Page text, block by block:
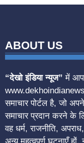
ABOUT US
“देखो इंडिया न्यूज” में
समाचार पोर्टल है, जो
समाचार प्रदान करने के
वह धर्म, राजनीति,